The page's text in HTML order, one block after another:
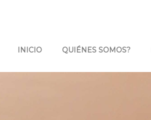
INICIO QUIÉNES SOMOS?